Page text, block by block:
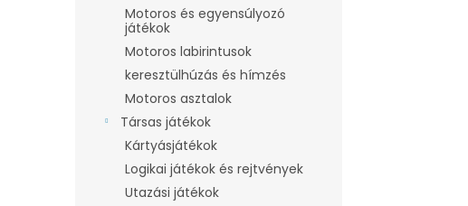
Motoros és egyensúlyozó
játékok
Motoros labirintusok
keresztülhúzás és hímzés
Motoros asztalok
Társas játékok
Kártyásjátékok
Logikai játékok és rejtvények
Utazási játékok